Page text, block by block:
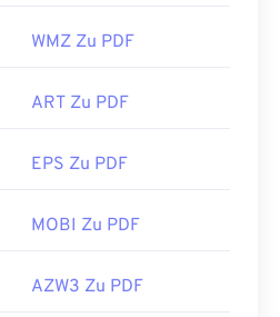
WMZ Zu PDF
ART Zu PDF
EPS Zu PDF
MOBI Zu PDF
AZW3 Zu PDF